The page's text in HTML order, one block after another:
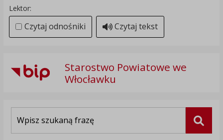
Lektor:
Czytaj odnośniki Czytaj tekst
Starostwo Powiatowe we
Włocławku